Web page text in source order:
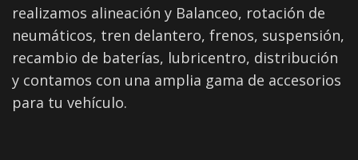
realizamos alineación y Balanceo, rotación de
neumáticos, tren delantero, frenos, suspensión,
recambio de baterías, lubricentro, distribución
y contamos con una amplia gama de accesorios
para tu vehículo.